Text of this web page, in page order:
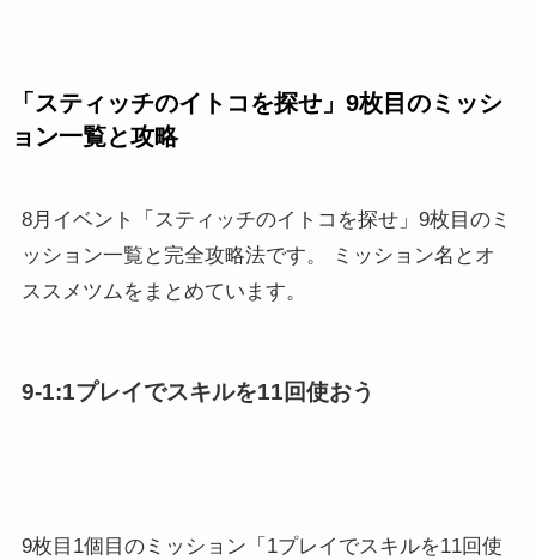
「スティッチのイトコを探せ」9枚目のミッシ
ョン一覧と攻略
8月イベント「スティッチのイトコを探せ」9枚目のミ
ッション一覧と完全攻略法です。 ミッション名とオ
ススメツムをまとめています。
9-1:1プレイでスキルを11回使おう
9枚目1個目のミッション「1プレイでスキルを11回使